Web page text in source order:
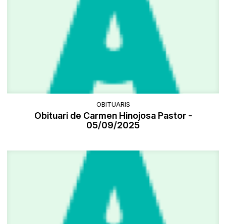
OBITUARIS
Obituari de Carmen Hinojosa Pastor -
05/09/2025